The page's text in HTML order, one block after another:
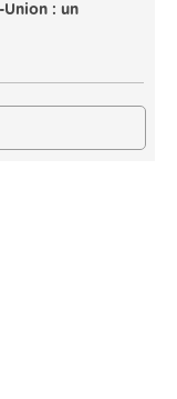
: un